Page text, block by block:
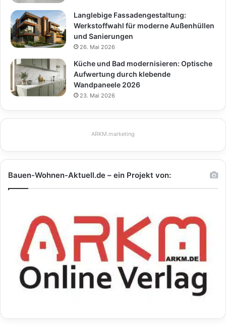
Langlebige Fassadengestaltung:
Werkstoffwahl für moderne Außenhüllen
und Sanierungen
26. Mai 2026
Küche und Bad modernisieren: Optische
Aufwertung durch klebende
Wandpaneele 2026
23. Mai 2026
ARKM.marketing
Bauen-Wohnen-Aktuell.de – ein Projekt von: